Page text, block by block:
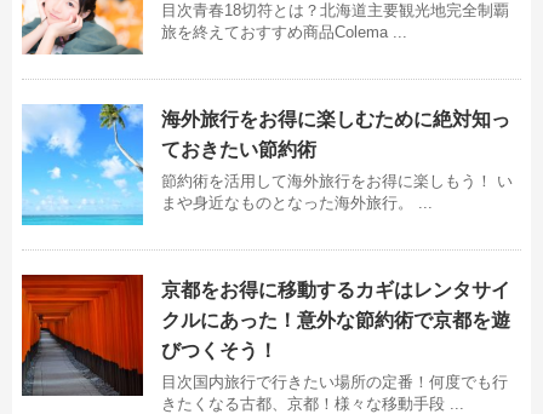
目次青春18切符とは？北海道主要観光地完全制覇
旅を終えておすすめ商品Colema ...
海外旅行をお得に楽しむために絶対知っ
ておきたい節約術
節約術を活用して海外旅行をお得に楽しもう！ い
まや身近なものとなった海外旅行。 ...
京都をお得に移動するカギはレンタサイ
クルにあった！意外な節約術で京都を遊
びつくそう！
目次国内旅行で行きたい場所の定番！何度でも行
きたくなる古都、京都！様々な移動手段 ...